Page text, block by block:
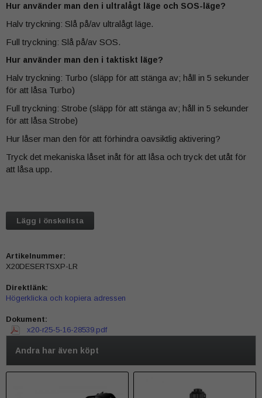
Hur använder man den i ultralågt läge och SOS-läge?
Halv tryckning: Slå på/av ultralågt läge.
Full tryckning: Slå på/av SOS.
Hur använder man den i taktiskt läge?
Halv tryckning: Turbo (släpp för att stänga av; håll in 5 sekunder
för att låsa Turbo)
Full tryckning: Strobe (släpp för att stänga av; håll in 5 sekunder
för att låsa Strobe)
Hur låser man den för att förhindra oavsiktlig aktivering?
Tryck det mekaniska låset inåt för att låsa och tryck det utåt för
att låsa upp.
Lägg i önskelista
Artikelnummer:
X20DESERTSXP-LR
Direktlänk:
Högerklicka och kopiera adressen
Dokument:
x20-r25-5-16-28539.pdf
Andra har även köpt